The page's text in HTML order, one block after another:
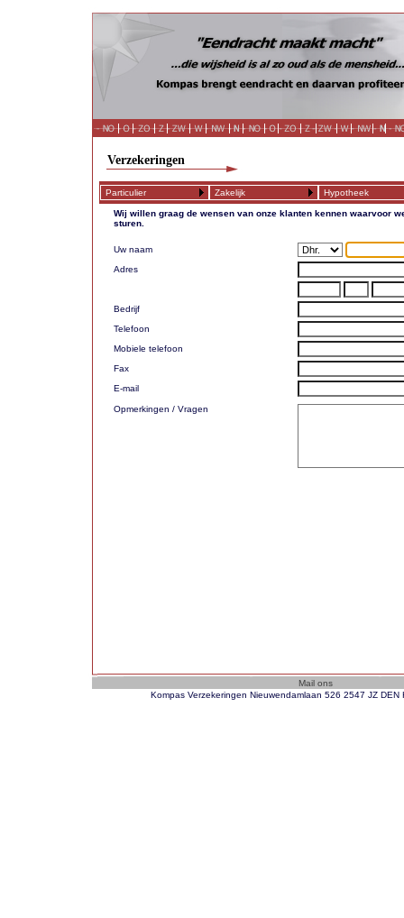
Verzekeringen
Particulier Zakelijk Hypotheek
Wij willen graag de wensen van onze klanten kennen waarvoor
sturen.
Uw naam
Adres
Bedrijf
Telefoon
Mobiele telefoon
Fax
E-mail
Opmerkingen / Vragen
Kompas Verzekeringen Nieuwendamlaan 526 2547 JZ